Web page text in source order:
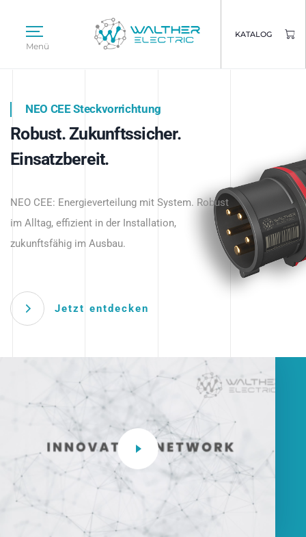
Menü
KATALOG
Intelligente Stromverteilung
beginnt hier.
NEO CEE Steckvorrichtung
Robust. Zukunftssicher.
Einsatzbereit.
NEO CEE: Energieverteilung mit System. Robust
im Alltag, effizient in der Installation,
zukunftsfähig im Ausbau.
Jetzt entdecken
Intelligenz trifft Energie.
Anwendungen – robust, IP-geschützt und
zukunftsfähig.